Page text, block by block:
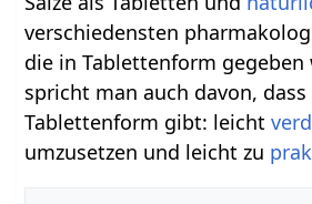
verschiedensten
die in Tablettenform gegeben
spricht man auch davon,
Tablettenform gibt: leicht
umzusetzen und leicht zu